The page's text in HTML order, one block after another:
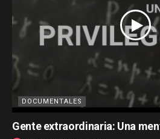
DOCUMENTALES
Gente extraordinaria: Una